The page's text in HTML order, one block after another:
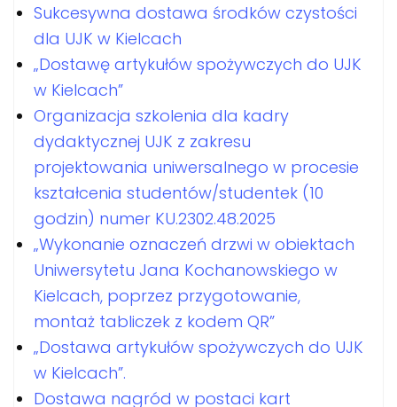
Sukcesywna dostawa środków czystości
dla UJK w Kielcach
„Dostawę artykułów spożywczych do UJK
w Kielcach”
Organizacja szkolenia dla kadry
dydaktycznej UJK z zakresu
projektowania uniwersalnego w procesie
kształcenia studentów/studentek (10
godzin) numer KU.2302.48.2025
„Wykonanie oznaczeń drzwi w obiektach
Uniwersytetu Jana Kochanowskiego w
Kielcach, poprzez przygotowanie,
montaż tabliczek z kodem QR”
„Dostawa artykułów spożywczych do UJK
w Kielcach”.
Dostawa nagród w postaci kart